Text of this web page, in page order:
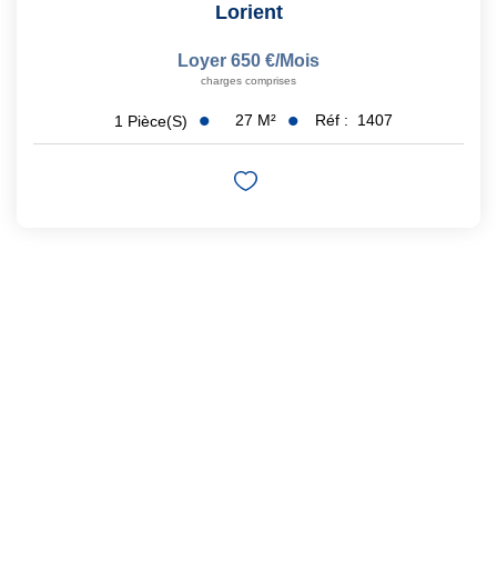
Lorient
Loyer 650 €/mois
charges comprises
1 Pièce(s) 27 M² Réf : 1407